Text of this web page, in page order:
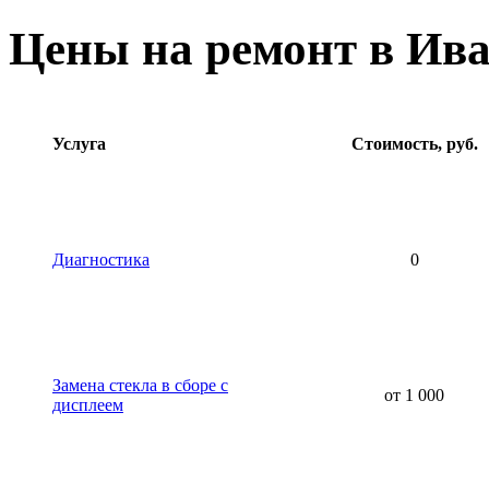
Цены на ремонт в
Услуга Стоимость, руб.
Диагностика 0
Замена стекла в сборе с
дисплеем
от 1 000